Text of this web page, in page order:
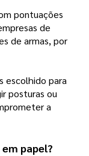
pontuações
de
de armas, por
escolhido para
posturas ou
a
papel?